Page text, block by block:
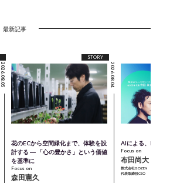
最新記事
2026.08.05
STORY
2026.08.04
花のECから空間緑化まで、体験を設
計する ― 「心の豊かさ」という価値
を基準に
Focus on
森田憲久
AIによる、M＆A
Focus on
布田尚大
株式会社GOZEN
代表取締役CEO